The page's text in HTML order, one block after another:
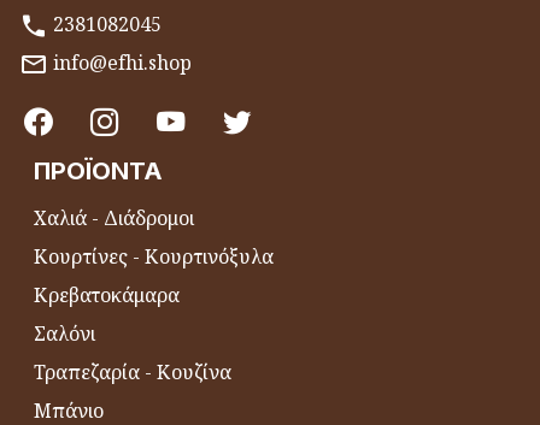
2381082045
info@efhi.shop
ΠΡΟΪΌΝΤΑ
Χαλιά - Διάδρομοι
Κουρτίνες - Κουρτινόξυλα
Κρεβατοκάμαρα
Σαλόνι
Τραπεζαρία - Κουζίνα
Μπάνιο